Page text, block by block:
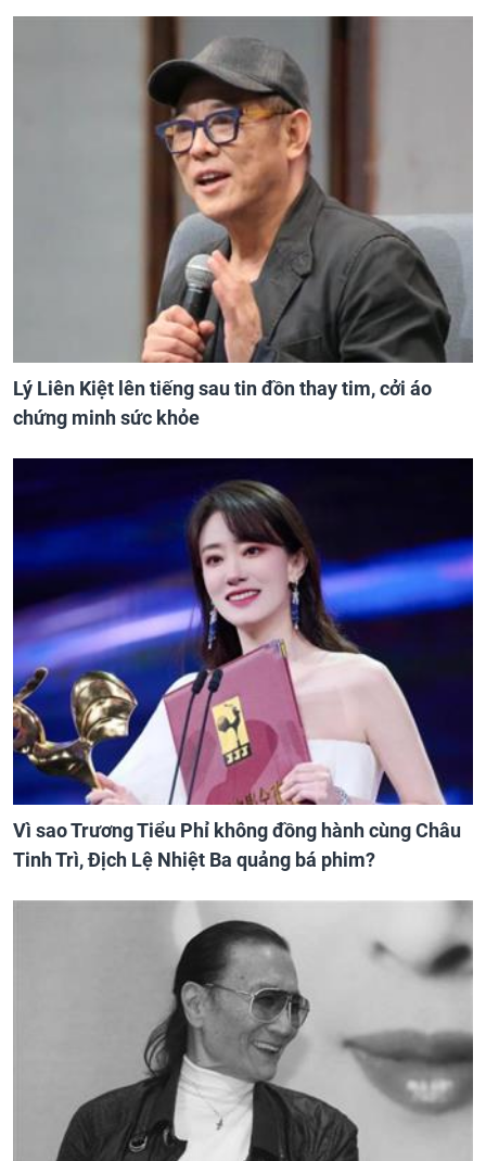
Lý Liên Kiệt lên tiếng sau tin đồn thay tim, cởi áo
chứng minh sức khỏe
Vì sao Trương Tiểu Phỉ không đồng hành cùng Châu
Tinh Trì, Địch Lệ Nhiệt Ba quảng bá phim?